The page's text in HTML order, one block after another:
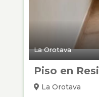
La Orotava
Piso en
La Orotava